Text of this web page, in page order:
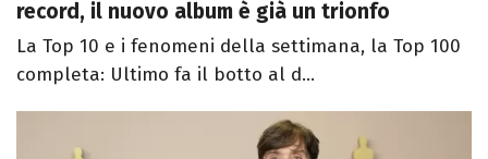
record, il nuovo album è già un trionfo
La Top 10 e i fenomeni della settimana, la Top 100
completa: Ultimo fa il botto al d...